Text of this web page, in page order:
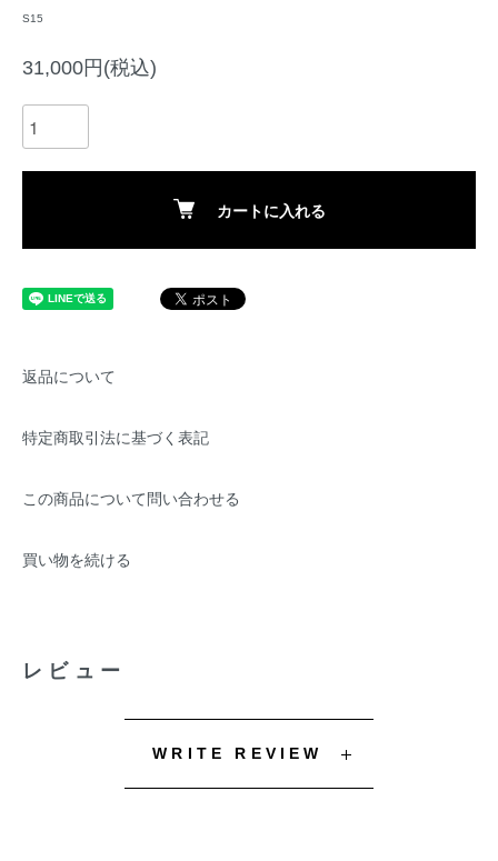
S15
31,000円(税込)
カートに入れる
返品について
特定商取引法に基づく表記
この商品について問い合わせる
買い物を続ける
レビュー
WRITE REVIEW